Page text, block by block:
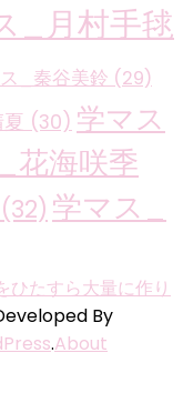
_月村手毬
_秦谷美鈴 (29)
(30) 学マス
花海咲季
(32) 学マス_
ひたすら大量に作り
By
.About